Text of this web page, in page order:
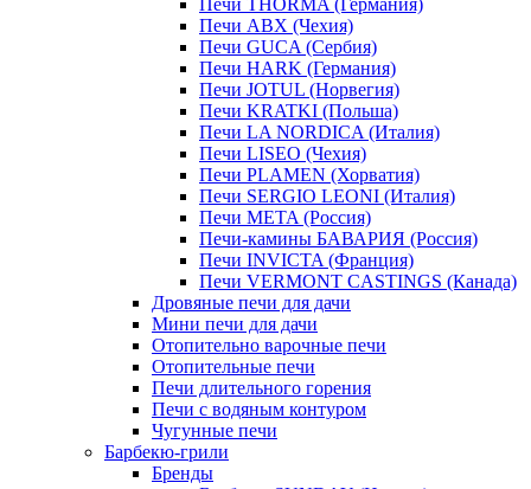
Печи THORMA (Германия)
Печи ABX (Чехия)
Печи GUCA (Сербия)
Печи HARK (Германия)
Печи JOTUL (Норвегия)
Печи KRATKI (Польша)
Печи LA NORDICA (Италия)
Печи LISEO (Чехия)
Печи PLAMEN (Хорватия)
Печи SERGIO LEONI (Италия)
Печи META (Россия)
Печи-камины БАВАРИЯ (Россия)
Печи INVICTA (Франция)
Печи VERMONT CASTINGS (Канада)
Дровяные печи для дачи
Мини печи для дачи
Отопительно варочные печи
Отопительные печи
Печи длительного горения
Печи с водяным контуром
Чугунные печи
Барбекю-грили
Бренды